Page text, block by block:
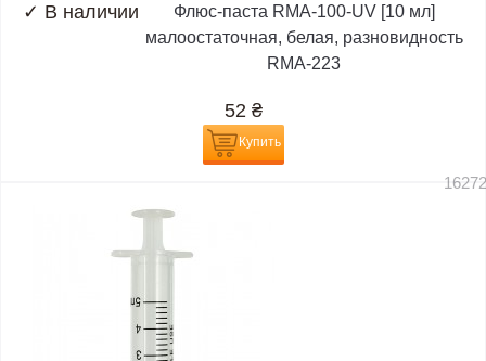
✓ В наличии
Флюс-паста RMA-100-UV [10 мл]
малоостаточная, белая, разновидность
RMA-223
52 ₴
Купить